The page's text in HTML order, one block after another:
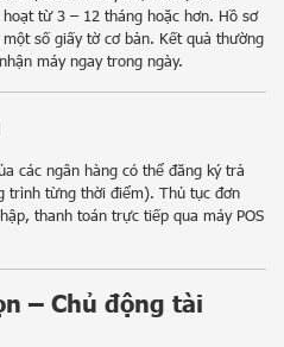
từ 3 – 12 tháng hoặc hơn. Hồ sơ
số giấy tờ cơ bản. Kết quả thường
máy ngay trong ngày.
các ngân hàng có thể đăng ký trả
trình từng thời điểm). Thủ tục đơn
thanh toán trực tiếp qua máy POS
– Chủ động tài